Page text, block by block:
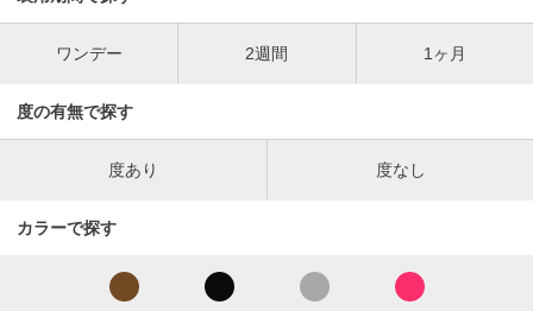
ワンデー 2週間 1ヶ月
度の有無で探す
度あり 度なし
カラーで探す